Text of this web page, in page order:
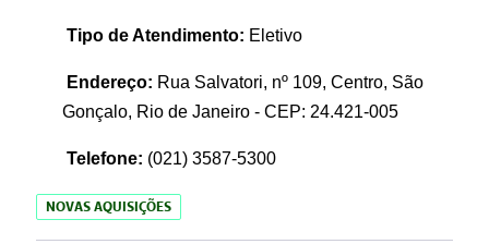
Tipo de Atendimento: Eletivo
Endereço: Rua Salvatori, nº 109, Centro, São
Gonçalo, Rio de Janeiro - CEP: 24.421-005
Telefone: (021) 3587-5300
NOVAS AQUISIÇÕES